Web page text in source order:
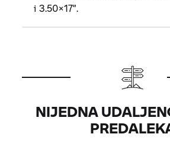
i 3.50×17”.
NIJEDNA